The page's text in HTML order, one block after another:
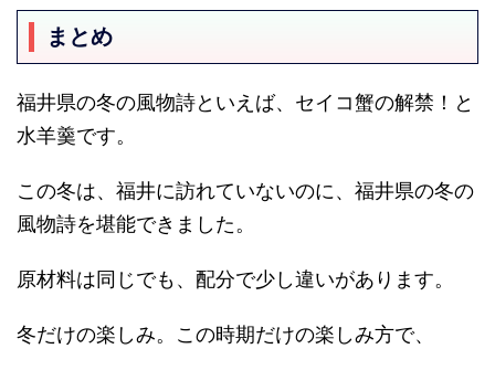
まとめ
福井県の冬の風物詩といえば、セイコ蟹の解禁！と
水羊羹です。
この冬は、福井に訪れていないのに、福井県の冬の
風物詩を堪能できました。
原材料は同じでも、配分で少し違いがあります。
冬だけの楽しみ。この時期だけの楽しみ方で、